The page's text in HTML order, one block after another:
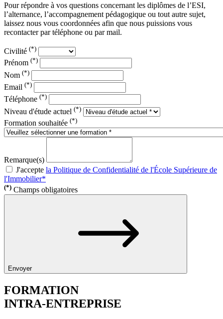
Pour répondre à vos questions concernant les diplômes de l’ESI,
l’alternance, l’accompagnement pédagogique ou tout autre sujet,
laissez nous vous coordonnées afin que nous puissions vous
recontacter par téléphone ou par mail.
Civilité (*)
Prénom (*)
Nom (*)
Email (*)
Téléphone (*)
Niveau d'étude actuel (*)
Formation souhaitée (*)
Remarque(s)
J'accepte la Politique de Confidentialité de l'École Supérieure de
l'Immobilier*
(*) Champs obligatoires
Envoyer
FORMATION
INTRA-ENTREPRISE